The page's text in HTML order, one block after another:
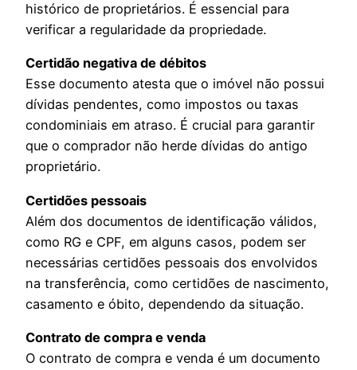
histórico de proprietários. É essencial para
verificar a regularidade da propriedade.
Certidão negativa de débitos
Esse documento atesta que o imóvel não possui
dívidas pendentes, como impostos ou taxas
condominiais em atraso. É crucial para garantir
que o comprador não herde dívidas do antigo
proprietário.
Certidões pessoais
Além dos documentos de identificação válidos,
como RG e CPF, em alguns casos, podem ser
necessárias certidões pessoais dos envolvidos
na transferência, como certidões de nascimento,
casamento e óbito, dependendo da situação.
Contrato de compra e venda
O contrato de compra e venda é um documento